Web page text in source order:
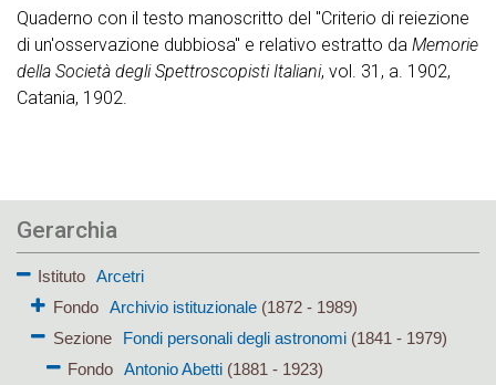
Quaderno con il testo manoscritto del "Criterio di reiezione
di un'osservazione dubbiosa" e relativo estratto da Memorie
della Società degli Spettroscopisti Italiani, vol. 31, a. 1902,
Catania, 1902.
Gerarchia
Istituto
Arcetri
Fondo
Archivio istituzionale(1872 - 1989)
Sezione
Fondi personali degli astronomi(1841 - 1979)
Fondo Antonio Abetti(1881 - 1923)